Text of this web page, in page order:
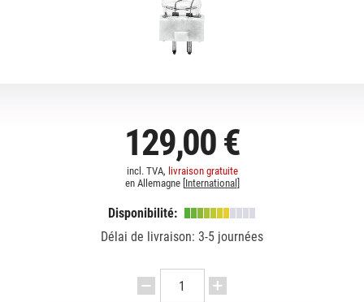
129,00 €
incl. TVA, livraison gratuite
en Allemagne [ International
Disponibilité:
Délai de livraison: 3-5 journées